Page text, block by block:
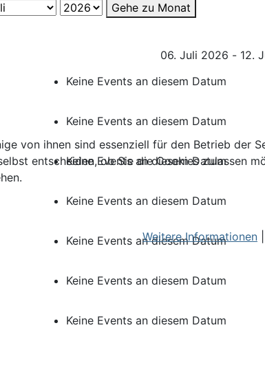
Gehe zu Monat
06. Juli 2026 - 12.
Keine Events an diesem Datum
Keine Events an diesem Datum
Keine Events an diesem Datum
Keine Events an diesem Datum
Keine Events an diesem Datum
Keine Events an diesem Datum
Keine Events an diesem Datum
von ihnen sind essenziell für den Betrieb der
entscheiden, ob Sie die Cookies zulassen
Weitere Informationen